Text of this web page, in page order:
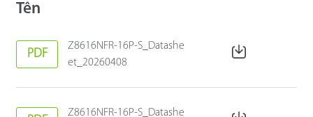
Tên
PDF
Z8616NFR-16P-S_Datashe
et_20260408
Z8616NFR-16P-S_Datashe